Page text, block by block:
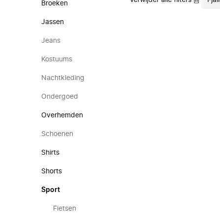
Broeken
Jassen
Jeans
Kostuums
Nachtkleding
Ondergoed
Overhemden
Schoenen
Shirts
Shorts
Sport
Fietsen